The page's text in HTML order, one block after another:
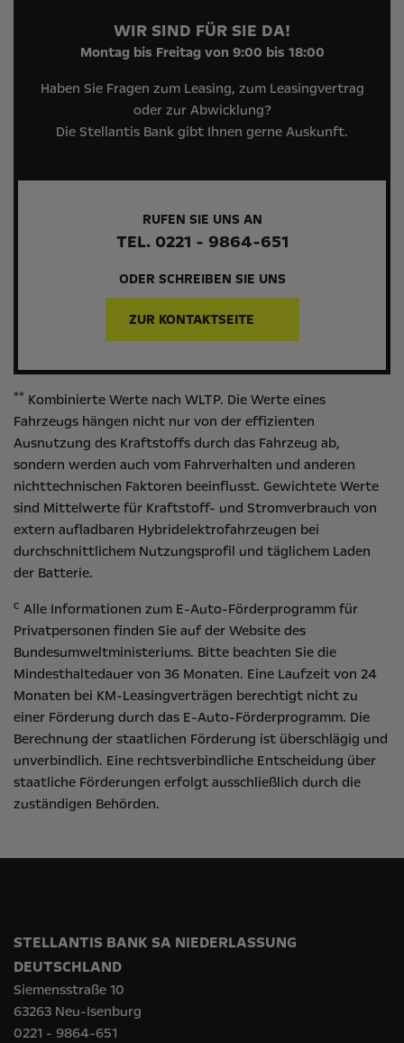
WIR SIND FÜR SIE DA!
Montag bis Freitag von 9:00 bis 18:00
Haben Sie Fragen zum Leasing, zum Leasingvertrag
oder zur Abwicklung?
Die Stellantis Bank gibt Ihnen gerne Auskunft.
RUFEN SIE UNS AN
TEL. 0221 - 9864-651
ODER SCHREIBEN SIE UNS
ZUR KONTAKTSEITE
** Kombinierte Werte nach WLTP. Die Werte eines
Fahrzeugs hängen nicht nur von der effizienten
Ausnutzung des Kraftstoffs durch das Fahrzeug ab,
sondern werden auch vom Fahrverhalten und anderen
nichttechnischen Faktoren beeinflusst. Gewichtete Werte
sind Mittelwerte für Kraftstoff- und Stromverbrauch von
extern aufladbaren Hybridelektrofahrzeugen bei
durchschnittlichem Nutzungsprofil und täglichem Laden
der Batterie.
c Alle Informationen zum E-Auto-Förderprogramm für
Privatpersonen finden Sie auf der Website des
Bundesumweltministeriums. Bitte beachten Sie die
Mindesthaltedauer von 36 Monaten. Eine Laufzeit von 24
Monaten bei KM-Leasingverträgen berechtigt nicht zu
einer Förderung durch das E-Auto-Förderprogramm. Die
Berechnung der staatlichen Förderung ist überschlägig und
unverbindlich. Eine rechtsverbindliche Entscheidung über
staatliche Förderungen erfolgt ausschließlich durch die
zuständigen Behörden.
STELLANTIS BANK SA NIEDERLASSUNG
DEUTSCHLAND
Siemensstraße 10
63263 Neu-Isenburg
0221 - 9864-651